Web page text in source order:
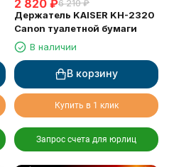
2 820 ₽6 210 ₽
Держатель KAISER KH-2320
Canon туалетной бумаги
В наличии
В корзину
Купить в 1 клик
Запрос счета для юрлиц